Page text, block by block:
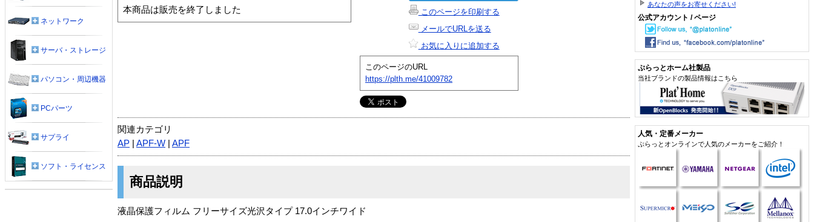
本商品は販売を終了しました
このページを印刷する
メールでURLを送る
お気に入りに追加する
このページのURL
https://plth.me/41009782
関連カテゴリ
AP
APF-W APF
商品説明
液晶保護フィルム フリーサイズ光沢タイプ 17.0インチワイド
ネットワーク
サーバ・ストレージ
パソコン・周辺機器
PCパーツ
サプライ
ソフト・ライセンス
あなたの声をお寄せください!
公式アカウント / ページ
ぷらっとホーム社製品
当社ブランドの製品情報はこちら
人気・定番メーカー
ぷらっとオンラインで人気のメーカーをご紹介！